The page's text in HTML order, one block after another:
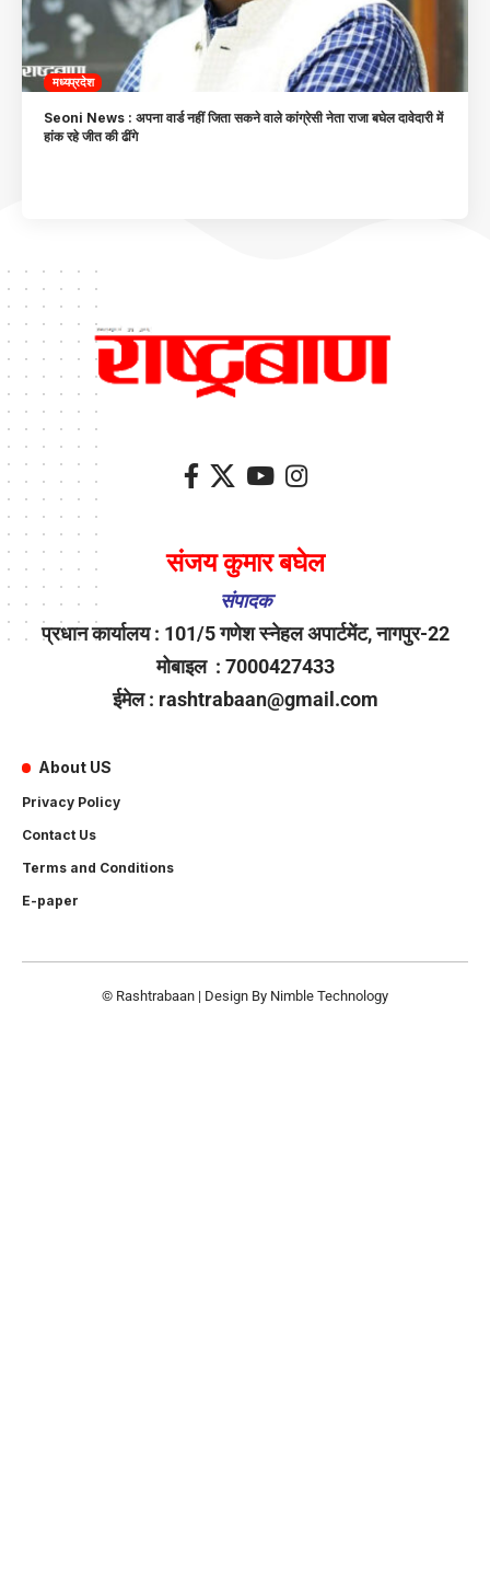
मध्यप्रदेश
Seoni News : अपना वार्ड नहीं जिता सकने वाले कांग्रेसी नेता राजा बघेल दावेदारी में
हांक रहे जीत की ढींगे
संजय कुमार बघेल
संपादक
प्रधान कार्यालय : 101/5 गणेश स्नेहल अपार्टमेंट, नागपुर-22
मोबाइल : 7000427433
ईमेल : rashtrabaan@gmail.com
About US
Privacy Policy
Contact Us
Terms and Conditions
E-paper
© Rashtrabaan | Design By Nimble Technology